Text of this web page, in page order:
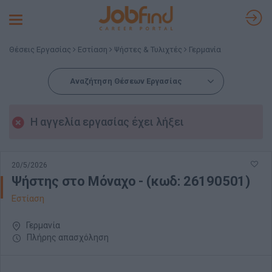
Toggle
Θέσεις Εργασίας Εστίαση Ψήστες & Τυλιχτές Γερμανία
Αναζήτηση Θέσεων Εργασίας
Η αγγελία εργασίας έχει λήξει
20/5/2026
Ψήστης στο Μόναχο - (κωδ: 26190501)
Εστίαση
Γερμανία
Πλήρης απασχόληση